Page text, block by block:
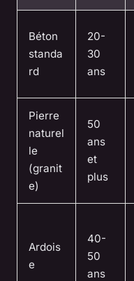
Béton
standa
rd
20-
30
ans
Pierre
naturel
le
(granit
e)
50
ans
et
plus
Ardois
e
40-
50
ans